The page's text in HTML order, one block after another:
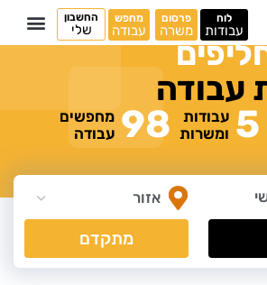
לוח
עבודות
פרסום
משרה
מחפש
עבודה
החשבון
שלי
ליפים
עבודה
5 עבודות
ומשרות 98 מחפשים
עבודה
מתקדם